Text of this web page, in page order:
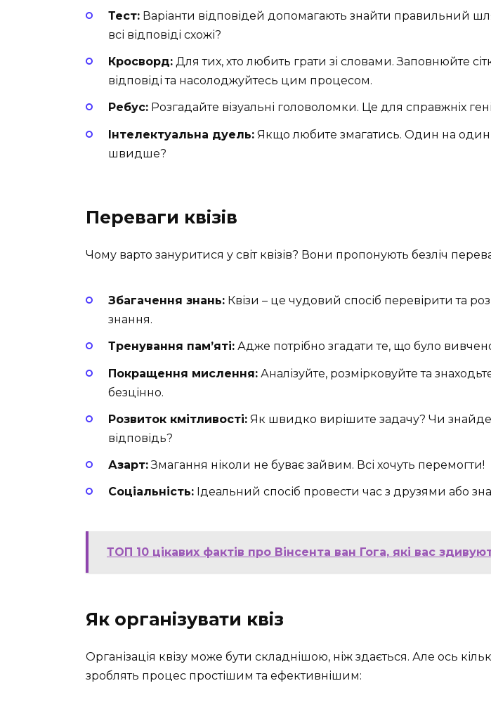
Тест: Варіанти відповідей допомагають знайти правильний
всі відповіді схожі?
Кросворд: Для тих, хто любить грати зі словами. Заповнюйте
відповіді та насолоджуйтесь цим процесом.
Ребус: Розгадайте візуальні головоломки. Це для справжніх
Інтелектуальна дуель: Якщо любите змагатись. Один на один
швидше?
Переваги квізів
Чому варто зануритися у світ квізів? Вони пропонують безліч
Збагачення знань: Квізи – це чудовий спосіб перевірити та
знання.
Тренування пам’яті: Адже потрібно згадати те, що було
Покращення мислення: Аналізуйте, розмірковуйте та
безцінно.
Розвиток кмітливості: Як швидко вирішите задачу? Чи
відповідь?
Азарт:Змагання ніколи не буває зайвим. Всі хочуть перемогти!
Соціальність: Ідеальний спосіб провести час з друзями або
ТОП 10 цікавих фактів про Вінсента ван Гога, які вас
Як організувати квіз
Організація квізу може бути складнішою, ніж здається. Але ось
зроблять процес простішим та ефективнішим: